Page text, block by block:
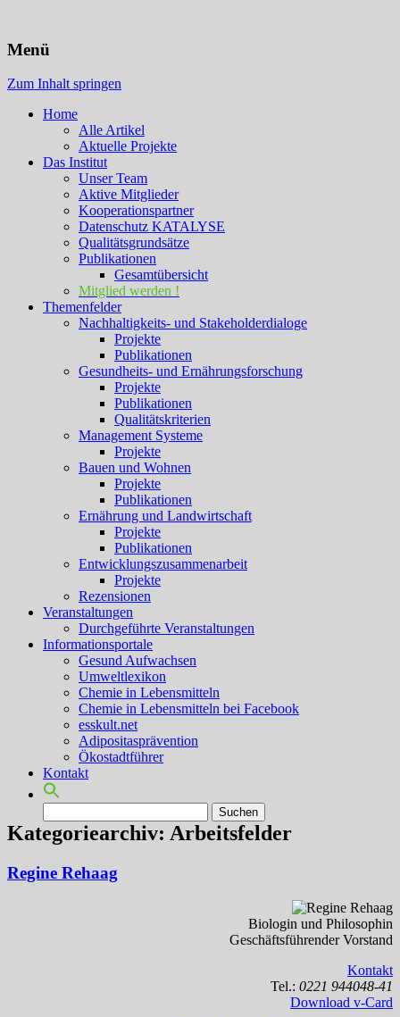
KATALYSE Institut
Menü
Zum Inhalt springen
Home
Alle Artikel
Aktuelle Projekte
Das Institut
Unser Team
Aktive Mitglieder
Kooperationspartner
Datenschutz KATALYSE
Qualitätsgrundsätze
Publikationen
Gesamtübersicht
Mitglied werden !
Themenfelder
Nachhaltigkeits- und Stakeholderdialoge
Projekte
Publikationen
Gesundheits- und Ernährungsforschung
Projekte
Publikationen
Qualitätskriterien
Management Systeme
Projekte
Bauen und Wohnen
Projekte
Publikationen
Ernährung und Landwirtschaft
Projekte
Publikationen
Entwicklungszusammenarbeit
Projekte
Rezensionen
Veranstaltungen
Durchgeführte Veranstaltungen
Informationsportale
Gesund Aufwachsen
Umweltlexikon
Chemie in Lebensmitteln
Chemie in Lebensmitteln bei Facebook
esskult.net
Adipositasprävention
Ökostadtführer
Kontakt
nach:
Kategoriearchiv: Arbeitsfelder
Regine Rehaag
Biologin und Philosophin
Geschäftsführender Vorstand
Kontakt
Tel.: 0221 944048-41
Download v-Card